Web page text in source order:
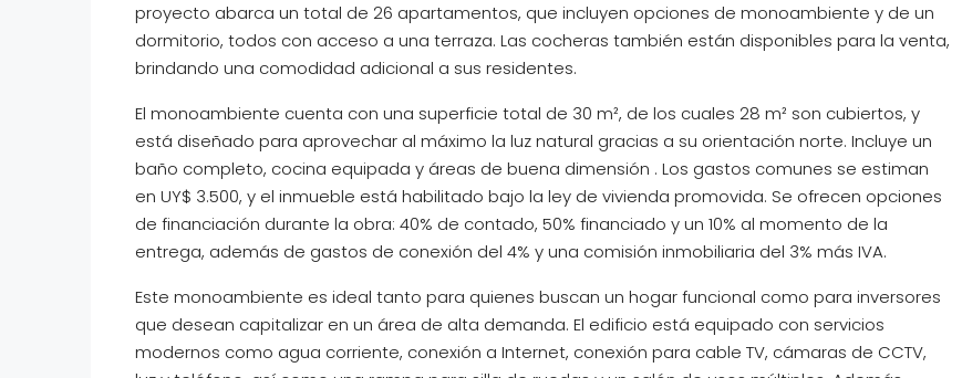
proyecto abarca un total de 26 apartamentos, que incluyen opciones de monoambiente y de un
dormitorio, todos con acceso a una terraza. Las cocheras también están disponibles para la venta,
brindando una comodidad adicional a sus residentes.
El monoambiente cuenta con una superficie total de 30 m², de los cuales 28 m² son cubiertos, y
está diseñado para aprovechar al máximo la luz natural gracias a su orientación norte. Incluye un
baño completo, cocina equipada y áreas de buena dimensión . Los gastos comunes se estiman
en UY$ 3.500, y el inmueble está habilitado bajo la ley de vivienda promovida. Se ofrecen opciones
de financiación durante la obra: 40% de contado, 50% financiado y un 10% al momento de la
entrega, además de gastos de conexión del 4% y una comisión inmobiliaria del 3% más IVA.
Este monoambiente es ideal tanto para quienes buscan un hogar funcional como para inversores
que desean capitalizar en un área de alta demanda. El edificio está equipado con servicios
modernos como agua corriente, conexión a Internet, conexión para cable TV, cámaras de CCTV,